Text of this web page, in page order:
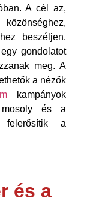
A cél az,
beszéljen.
gondolatot
meg. A
a nézők
kampányok
mosoly és a
felerősítik a
és a